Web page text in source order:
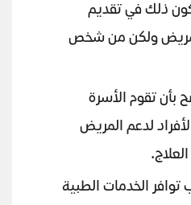
ذلك في تقديم
ولكن من شخص
بأن تقوم الأسرة
لدعم المريض
توافر الخدمات الطبية